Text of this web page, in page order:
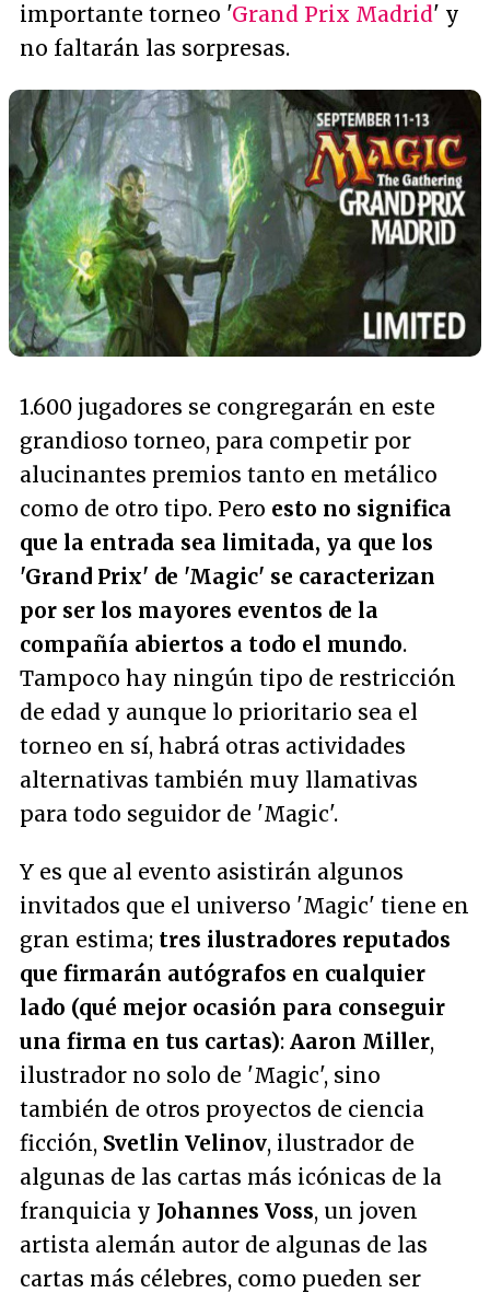
importante torneo 'Grand Prix Madrid' y
no faltarán las sorpresas.
1.600 jugadores se congregarán en este
grandioso torneo, para competir por
alucinantes premios tanto en metálico
como de otro tipo. Pero esto no significa
que la entrada sea limitada, ya que los
'Grand Prix' de 'Magic' se caracterizan
por ser los mayores eventos de la
compañía abiertos a todo el mundo.
Tampoco hay ningún tipo de restricción
de edad y aunque lo prioritario sea el
torneo en sí, habrá otras actividades
alternativas también muy llamativas
para todo seguidor de 'Magic'.
Y es que al evento asistirán algunos
invitados que el universo 'Magic' tiene en
gran estima; tres ilustradores reputados
que firmarán autógrafos en cualquier
lado (qué mejor ocasión para conseguir
una firma en tus cartas): Aaron Miller,
ilustrador no solo de 'Magic', sino
también de otros proyectos de ciencia
ficción, Svetlin Velinov, ilustrador de
algunas de las cartas más icónicas de la
franquicia y Johannes Voss, un joven
artista alemán autor de algunas de las
cartas más célebres, como pueden ser